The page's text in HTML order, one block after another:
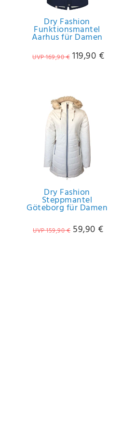
Dry Fashion
Funktionsmantel
Aarhus für Damen
UVP 169,90 € 119,90 €
Dry Fashion
Steppmantel
Göteborg für Damen
UVP 159,90 € 59,90 €